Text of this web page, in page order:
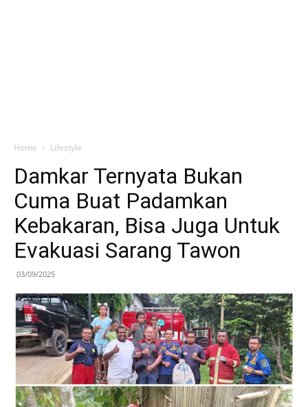
Home Lifestyle
Damkar Ternyata Bukan
Cuma Buat Padamkan
Kebakaran, Bisa Juga Untuk
Evakuasi Sarang Tawon
03/09/2025